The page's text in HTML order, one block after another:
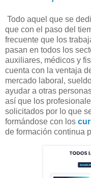
Todo aquel que se
que con el paso del
frecuente que los
pasan en todos los
auxiliares, médicos y
cuenta con la ventaja
mercado laboral,
ayudar a otras
así que los
solicitados por lo que
formándose con los
de formación continua